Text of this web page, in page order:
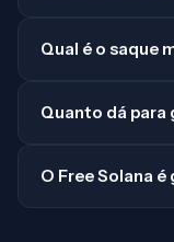
Qual é o saque
Quanto dá para
O Free Solana